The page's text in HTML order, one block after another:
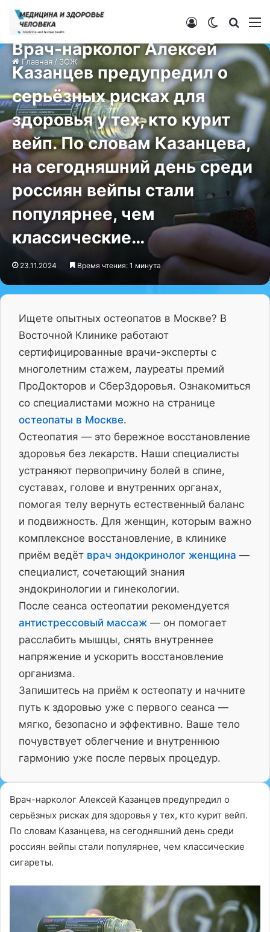
Switch skin
Войти
Главная / ЗОЖ
ЗОЖ
Врач-нарколог Алексей
Казанцев предупредил о
серьёзных рисках для
здоровья у тех, кто курит
вейп. По словам Казанцева,
на сегодняшний день среди
россиян вейпы стали
популярнее, чем
классические…
23.11.2024 Время чтения: 1 минута
Ищете опытных остеопатов в Москве? В
Восточной Клинике работают
сертифицированные врачи-эксперты с
многолетним стажем, лауреаты премий
ПроДокторов и СберЗдоровья. Ознакомиться
со специалистами можно на странице
остеопаты в Москве.
Остеопатия — это бережное восстановление
здоровья без лекарств. Наши специалисты
устраняют первопричину болей в спине,
суставах, голове и внутренних органах,
помогая телу вернуть естественный баланс
и подвижность. Для женщин, которым важно
комплексное восстановление, в клинике
приём ведёт врач эндокринолог женщина —
специалист, сочетающий знания
эндокринологии и гинекологии.
После сеанса остеопатии рекомендуется
антистрессовый массаж — он помогает
расслабить мышцы, снять внутреннее
напряжение и ускорить восстановление
организма.
Запишитесь на приём к остеопату и начните
путь к здоровью уже с первого сеанса —
мягко, безопасно и эффективно. Ваше тело
почувствует облегчение и внутреннюю
гармонию уже после первых процедур.
Врач-нарколог Алексей Казанцев предупредил о
серьёзных рисках для здоровья у тех, кто курит вейп.
По словам Казанцева, на сегодняшний день среди
россиян вейпы стали популярнее, чем классические
сигареты.